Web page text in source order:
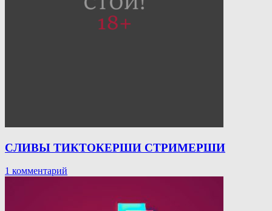
СЛИВЫ ТИКТОКЕРШИ СТРИМЕРШИ
1 комментарий
ТИКТОКЕРШИ